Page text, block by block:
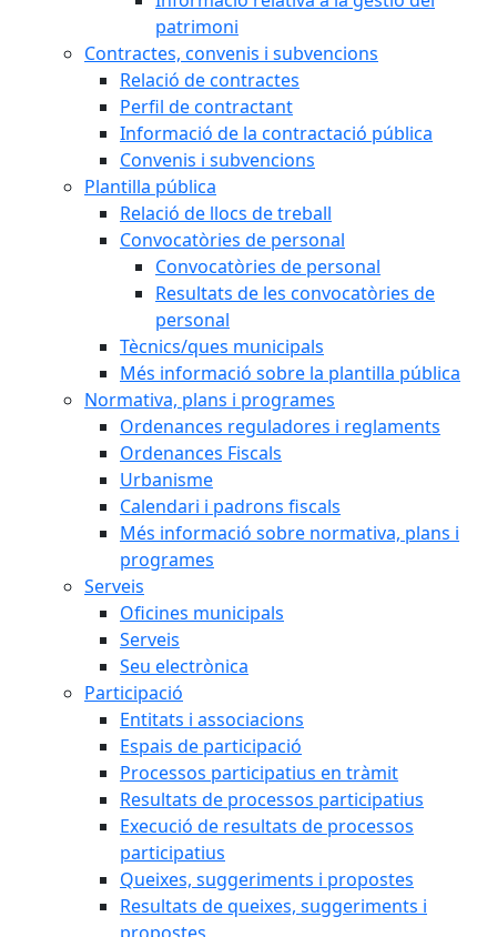
patrimoni
Contractes, convenis i subvencions
Relació de contractes
Perfil de contractant
Informació de la contractació pública
Convenis i subvencions
Plantilla pública
Relació de llocs de treball
Convocatòries de personal
Convocatòries de personal
Resultats de les convocatòries de
personal
Tècnics/ques municipals
Més informació sobre la plantilla pública
Normativa, plans i programes
Ordenances reguladores i reglaments
Ordenances Fiscals
Urbanisme
Calendari i padrons fiscals
Més informació sobre normativa, plans i
programes
Serveis
Oficines municipals
Serveis
Seu electrònica
Participació
Entitats i associacions
Espais de participació
Processos participatius en tràmit
Resultats de processos participatius
Execució de resultats de processos
participatius
Queixes, suggeriments i propostes
Resultats de queixes, suggeriments i